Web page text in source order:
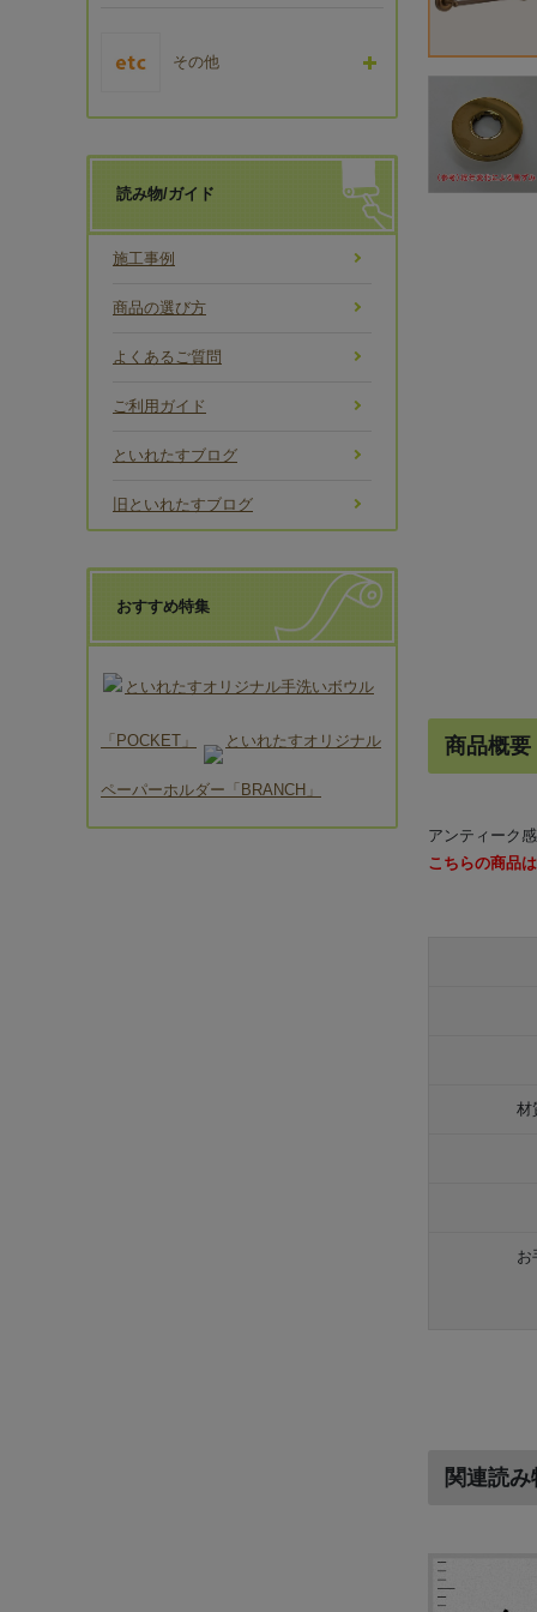
商品概要
アンティーク
こちらの商品
材
お
関連読み
その他
読み物/ガイド
施工事例
商品の選び方
よくあるご質問
ご利用ガイド
といれたすブログ
旧といれたすブログ
おすすめ特集
といれたすオリジナル手洗いボウル
「POCKET」 といれたすオリジナル
ペーパーホルダー「BRANCH」